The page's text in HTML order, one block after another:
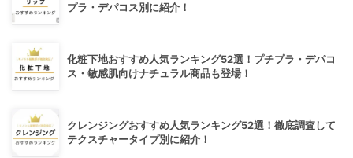
プラ・デパコス別に紹介！
化粧下地おすすめ人気ランキング52選！プチプラ・デパコ
ス・敏感肌向けナチュラル商品も登場！
クレンジングおすすめ人気ランキング52選！徹底調査して
テクスチャータイプ別に紹介！